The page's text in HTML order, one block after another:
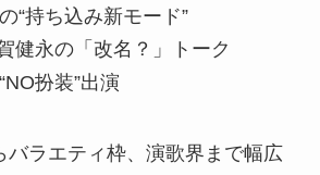
“持ち込み新モード”
健永の「改名？」トーク
扮装”出演
バラエティ枠、演歌界まで幅広